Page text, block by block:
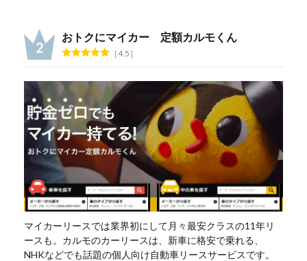
おトクにマイカー 定額カルモくん
4.5
マイカーリースでは業界初にして月々最安クラスの11年リ
ースも。カルモのカーリースは、新車に格安で乗れる、
NHKなどでも話題の個人向け自動車リースサービスです。